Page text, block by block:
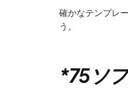
確かなテンプレ
う。
*75ソ